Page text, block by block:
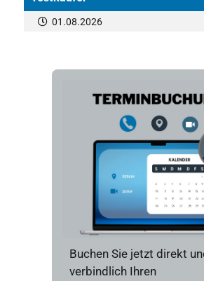
01.08.2026
Buchen Sie jetzt direkt
verbindlich Ihren